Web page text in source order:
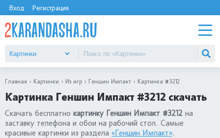
Вход Регистрация
Главная Картинки Из игр Геншин Импакт Картинка #3212
Картинка Геншин Импакт #3212 скачать
Скачать бесплатно картинку Геншин Импакт #3212 на
заставку телефона и обои на рабочий стол. Самые
красивые картинки из раздела «Геншин Импакт».